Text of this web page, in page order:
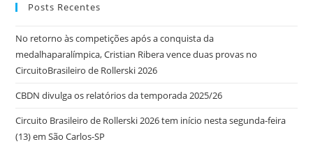
Posts Recentes
No retorno às competições após a conquista da
medalhaparalímpica, Cristian Ribera vence duas provas no
CircuitoBrasileiro de Rollerski 2026
CBDN divulga os relatórios da temporada 2025/26
Circuito Brasileiro de Rollerski 2026 tem início nesta segunda-feira
(13) em São Carlos-SP